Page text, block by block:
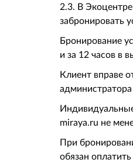
2.3. В
забронировать
Бронирование
и за 12 часов в
Клиент вправе
miraya.ru не
При
обязан